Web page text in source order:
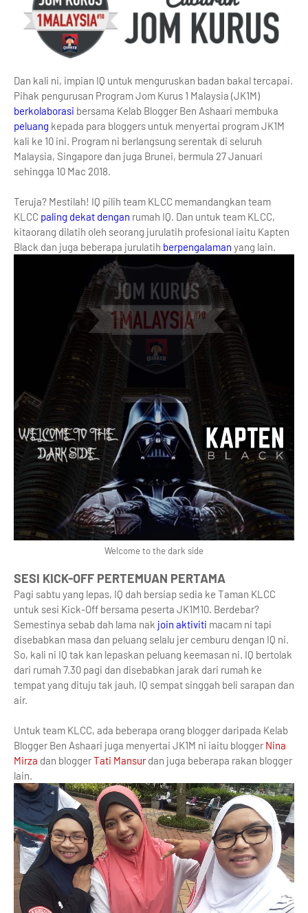
Dan kali ni, impian IQ untuk menguruskan badan bakal tercapai.
Pihak pengurusan Program Jom Kurus 1 Malaysia (JK1M)
berkolaborasi bersama Kelab Blogger Ben Ashaari membuka
peluang kepada para bloggers untuk menyertai program JK1M
kali ke 10 ini. Program ni berlangsung serentak di seluruh
Malaysia, Singapore dan juga Brunei, bermula 27 Januari
sehingga 10 Mac 2018.
Teruja? Mestilah! IQ pilih team KLCC memandangkan team
KLCC paling dekat dengan rumah IQ. Dan untuk team KLCC,
kitaorang dilatih oleh seorang jurulatih profesional iaitu Kapten
Black dan juga beberapa jurulatih berpengalaman yang lain.
Welcome to the dark side
SESI KICK-OFF PERTEMUAN PERTAMA
Pagi sabtu yang lepas, IQ dah bersiap sedia ke Taman KLCC
untuk sesi Kick-Off bersama peserta JK1M10. Berdebar?
Semestinya sebab dah lama nak join aktiviti macam ni tapi
disebabkan masa dan peluang selalu jer cemburu dengan IQ ni.
So, kali ni IQ tak kan lepaskan peluang keemasan ni. IQ bertolak
dari rumah 7.30 pagi dan disebabkan jarak dari rumah ke
tempat yang dituju tak jauh, IQ sempat singgah beli sarapan dan
air.
Untuk team KLCC, ada beberapa orang blogger daripada Kelab
Blogger Ben Ashaari juga menyertai JK1M ni iaitu blogger Nina
Mirza dan bloggerTati Mansurdan juga beberapa rakan blogger
lain.